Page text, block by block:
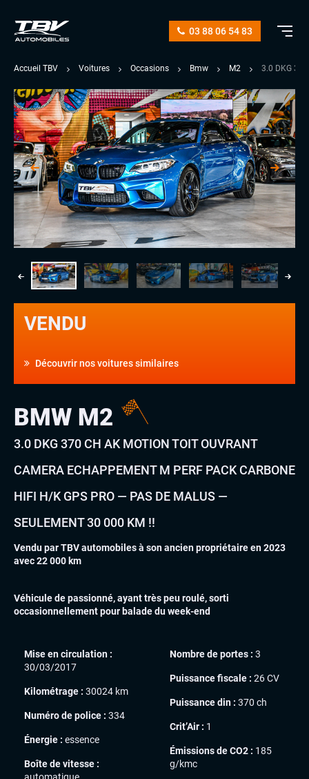
03 88 06 54 83
Accueil TBV Voitures Occasions Bmw M2 3.0 DKG
VENDU
Découvrir nos voitures similaires
BMW M2
3.0 DKG 370 CH AK MOTION TOIT OUVRANT
CAMERA ECHAPPEMENT M PERF PACK CARBONE
HIFI H/K GPS PRO — PAS DE MALUS —
SEULEMENT 30 000 KM !!
Vendu par TBV automobiles à son ancien propriétaire en 2023
avec 22 000 km
Véhicule de passionné, ayant très peu roulé, sorti
occasionnellement pour balade du week-end
Mise en circulation :
30/03/2017
Kilométrage : 30024 km
Numéro de police : 334
Énergie : essence
Boîte de vitesse :
Nombre de portes : 3
Puissance fiscale : 26 CV
Puissance din : 370 ch
Crit’Air : 1
Émissions de CO2 : 185
g/kmc